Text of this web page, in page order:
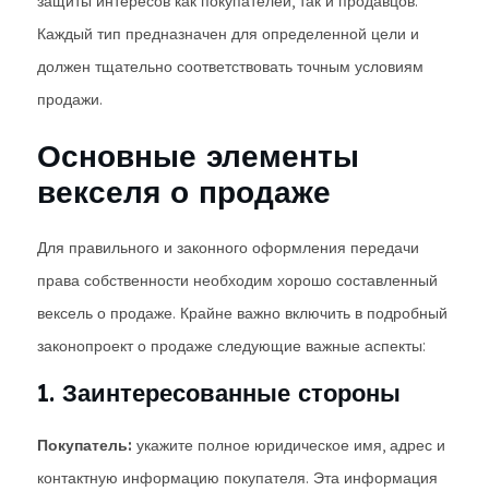
Каждый тип предназначен для определенной цели и
должен тщательно соответствовать точным условиям
продажи.
Основные элементы
векселя о продаже
Для правильного и законного оформления передачи
права собственности необходим хорошо составленный
вексель о продаже. Крайне важно включить в подробный
законопроект о продаже следующие важные аспекты:
1. Заинтересованные стороны
Покупатель: укажите полное юридическое имя, адрес и
контактную информацию покупателя. Эта информация